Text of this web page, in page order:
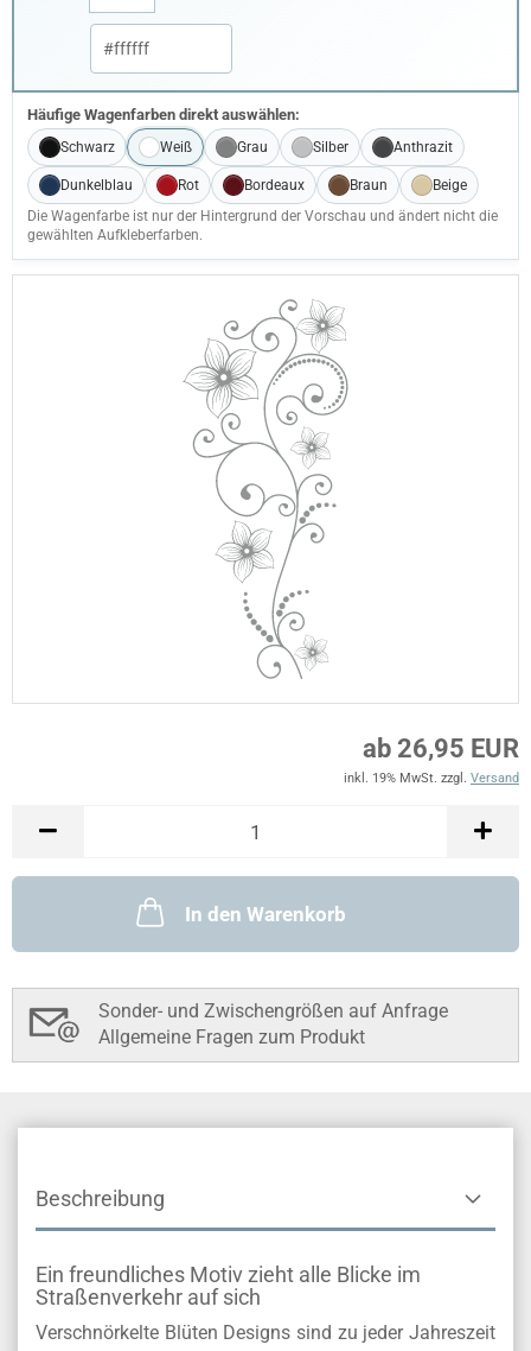
Häufige Wagenfarben direkt auswählen:
Schwarz Weiß Grau Silber Anthrazit
Dunkelblau Rot Bordeaux Braun
Beige
Die Wagenfarbe ist nur der Hintergrund der Vorschau und ändert nicht die
gewählten Aufkleberfarben.
ab 26,95 EUR
inkl. 19% MwSt. zzgl. Versand
In den Warenkorb
Sonder- und Zwischengrößen auf Anfrage
Allgemeine Fragen zum Produkt
Beschreibung
Ein freundliches Motiv zieht alle Blicke im
Straßenverkehr auf sich
Verschnörkelte Blüten Designs sind zu jeder Jahreszeit